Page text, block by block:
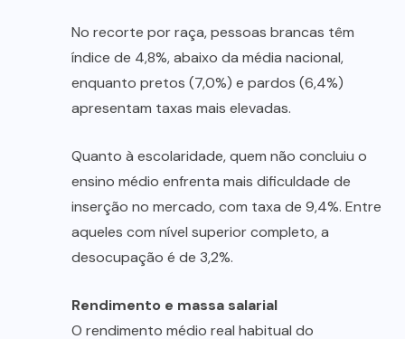
No recorte por raça, pessoas brancas têm
índice de 4,8%, abaixo da média nacional,
enquanto pretos (7,0%) e pardos (6,4%)
apresentam taxas mais elevadas.
Quanto à escolaridade, quem não concluiu o
ensino médio enfrenta mais dificuldade de
inserção no mercado, com taxa de 9,4%. Entre
aqueles com nível superior completo, a
desocupação é de 3,2%.
Rendimento e massa salarial
O rendimento médio real habitual do